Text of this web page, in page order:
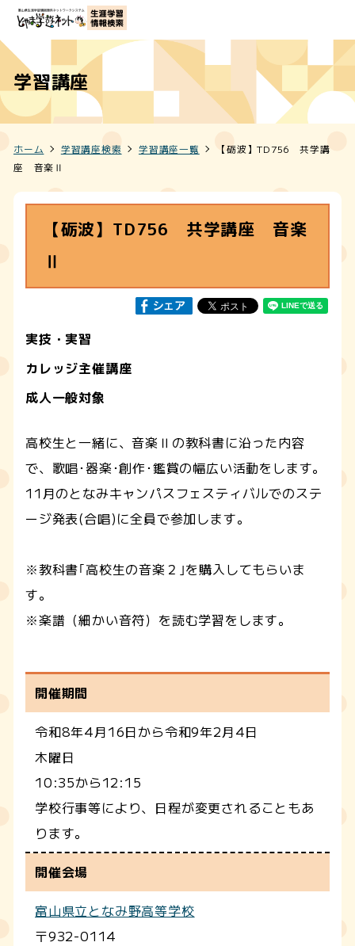
学習講座
ホーム 学習講座検索 学習講座一覧
【砺波】TD756 共学講
座 音楽Ⅱ
【砺波】TD756 共学講座 音楽
Ⅱ
実技・実習
カレッジ主催講座
成人一般対象
高校生と一緒に、音楽Ⅱの教科書に沿った内容
で、歌唱･器楽･創作･鑑賞の幅広い活動をします。
11月のとなみキャンパスフェスティバルでのステ
ージ発表(合唱)に全員で参加します。
※教科書｢高校生の音楽２｣を購入してもらいま
す。
※楽譜（細かい音符）を読む学習をします。
開催期間
令和8年4月16日から令和9年2月4日
木曜日
10:35から12:15
学校行事等により、日程が変更されることもあ
ります。
開催会場
富山県立となみ野高等学校
〒932-0114